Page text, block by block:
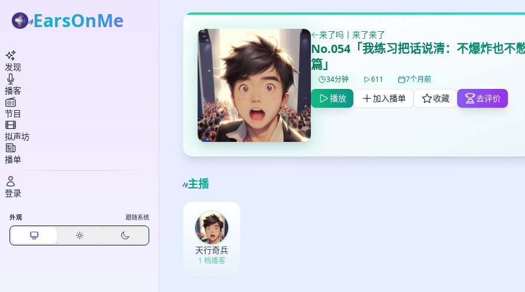
来了吗丨来了来了
No.054「我练习把话说清：不爆炸也不
篇」
34分钟 611 7个月前
播放 加入播单 收藏 去评价
主播
天行奇兵
1 档播客
打分
鼠标下留人
删除确认
EarsOnMe
发现
播客
节目
拟声坊
播单
登录
外观 跟随系统
加入播单